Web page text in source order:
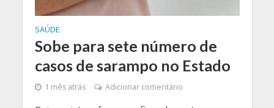
SAÚDE
Sobe para sete número de
casos de sarampo no Estado
1 mês atrás Adicionar comentário